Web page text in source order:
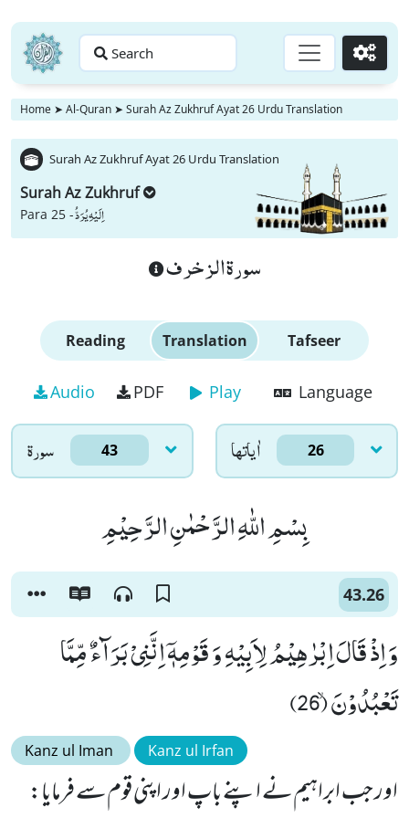
Search Go
Home ➤ Al-Quran ➤ Surah Az Zukhruf Ayat 26 Urdu Translation
Surah Az Zukhruf Ayat 26 Urdu Translation
Surah Az Zukhruf
Para 25 -اِلَیْهِ یُرَدُّ
سورة الزخرف
Reading Translation Tafseer
Audio PDF Play Language
سورۃ 43 اٰياتها 26
بِسْمِ اللّٰهِ الرَّحْمٰنِ الرَّحِیْمِ
43.26
وَ اِذْ قَالَ اِبْرٰهِیْمُ لِاَبِیْهِ وَ قَوْمِهٖۤ اِنَّنِیْ بَرَآءٌ مِّمَّا
تَعْبُدُوْنَۙ (26)
Kanz ul Iman Kanz ul Irfan
اور جب ابراہیم نے اپنے باپ اور اپنی قوم سے فرمایا: